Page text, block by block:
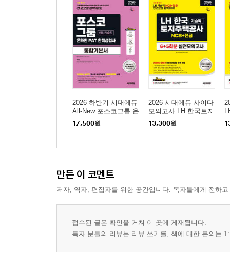
2026 하반기 시대에듀
All-New 포스코그룹 온
라인 PAT 생산기술직
통합기본서
17,500원
2026 시대에듀 사이다
모의고사 LH 한국토지
주택공사 기술직 NCS
+전공
13,300원
만든 이 코멘트
저자, 역자, 편집자를 위한 공간입니다. 독자들에게 전하
접수된 글은 확인을 거쳐 이 곳에 게재됩니다.
독자 분들의 리뷰는 리뷰 쓰기를, 책에 대한 문의는